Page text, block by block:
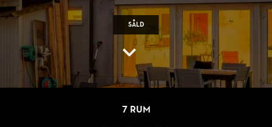
Såld
7 rum